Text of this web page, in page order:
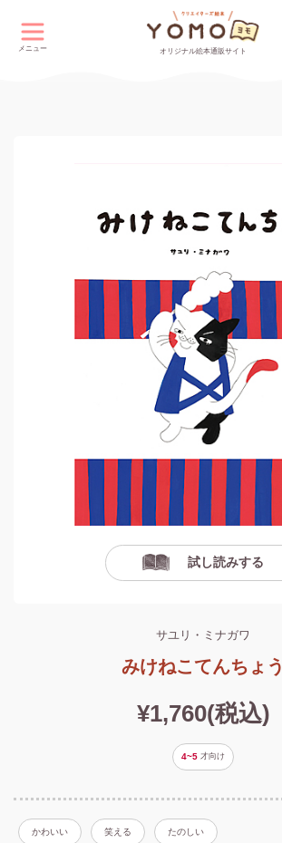
メニュー オリジナル絵本通販サイト
試し読みする
サユリ・ミナガワ
みけねこてんちょう
¥1,760(税込)
4~5 才向け
かわいい 笑える たのしい